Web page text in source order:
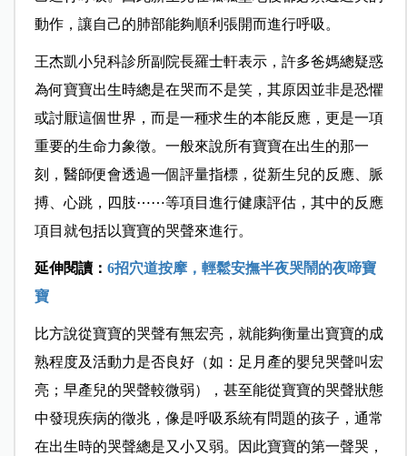
動作，讓自己的肺部能夠順利張開而進行呼吸。
王杰凱小兒科診所副院長羅士軒表示，許多爸媽總疑惑
為何寶寶出生時總是在哭而不是笑，其原因並非是恐懼
或討厭這個世界，而是一種求生的本能反應，更是一項
重要的生命力象徵。一般來說所有寶寶在出生的那一
刻，醫師便會透過一個評量指標，從新生兒的反應、脈
搏、心跳，四肢⋯⋯等項目進行健康評估，其中的反應
項目就包括以寶寶的哭聲來進行。
延伸閱讀： 6招穴道按摩，輕鬆安撫半夜哭鬧的夜啼寶
寶
比方說從寶寶的哭聲有無宏亮，就能夠衡量出寶寶的成
熟程度及活動力是否良好（如：足月產的嬰兒哭聲叫宏
亮；早產兒的哭聲較微弱），甚至能從寶寶的哭聲狀態
中發現疾病的徵兆，像是呼吸系統有問題的孩子，通常
在出生時的哭聲總是又小又弱。因此寶寶的第一聲哭，